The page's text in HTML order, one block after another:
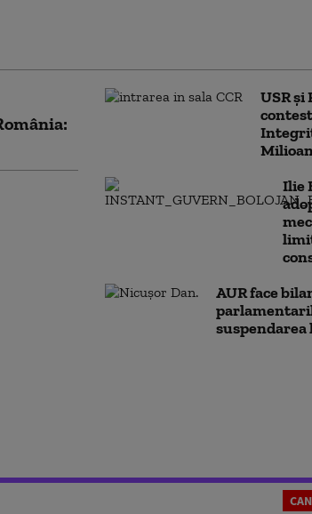
USR și
Ilie
AUR face
suspendarea